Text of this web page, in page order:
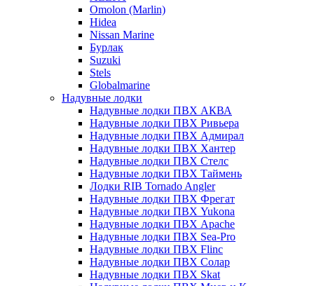
Omolon (Marlin)
Hidea
Nissan Marine
Бурлак
Suzuki
Stels
Globalmarine
Надувные лодки
Надувные лодки ПВХ АКВА
Надувные лодки ПВХ Ривьера
Надувные лодки ПВХ Адмирал
Надувные лодки ПВХ Хантер
Надувные лодки ПВХ Стелс
Надувные лодки ПВХ Таймень
Лодки RIB Tornado Angler
Надувные лодки ПВХ Фрегат
Надувные лодки ПВХ Yukona
Надувные лодки ПВХ Apache
Надувные лодки ПВХ Sea-Pro
Надувные лодки ПВХ Flinc
Надувные лодки ПВХ Солар
Надувные лодки ПВХ Skat